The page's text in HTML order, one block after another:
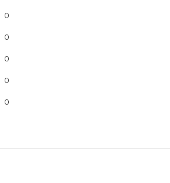
0
0
0
0
0